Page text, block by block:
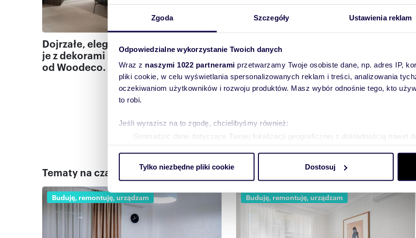
Zgoda Szczegóły Ustawienia reklam
Odpowiedzialne wykorzystanie Twoich danych
Wraz z naszymi 1022 partnerami przetwarzamy Twoje osobiste dane, np. adres IP,
pliki cookie, w celu wyświetlania spersonalizowanych reklam i treści, analizowania
oczekiwaniom użytkowników i rozwoju produktów. Masz wybór odnośnie tego, kto
to robi.
Jeśli wyrazisz na to zgodę, chcielibyśmy również:
Gromadzić dane dotyczące Twojej lokalizacji geograficznej z dokładnością nawet
Dowiedz się więcej odnośnie tego, jak Twoje osobiste dane są przetwarzane oraz
Wykorzystujemy pliki cookie do spersonalizowania treści i reklam, aby oferować
ruch w naszej witrynie. Informacje o tym, jak korzystasz z naszej witryny,
reklamowym i analitycznym. Partnerzy mogą połączyć te informacje z innymi danymi
Tylko niezbędne pliki cookie Dostosuj
Dojrzałe, eleganckie wnętrza. Stwórz
je z dekorami z nastroju Elegant Rich
od Woodeco.
Gdzie najlepiej sprawdzi się kanapa
rozkładana jak łóżko sypialniane?
Pierwsza
strona
1 Page
2
Ostatnia
strona
3
strona
Tematy na czasie
Buduję, remontuję, urządzam Buduję, remontuję, urządzam